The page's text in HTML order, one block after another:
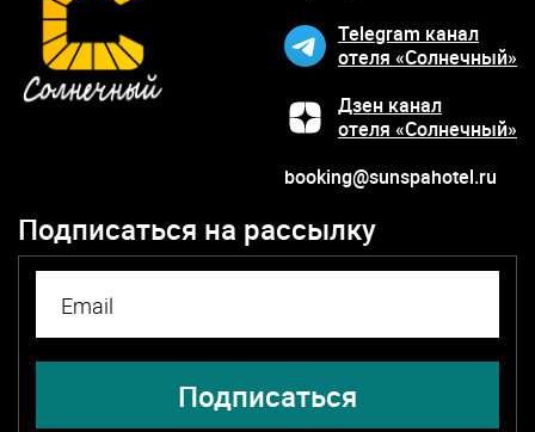
Telegram канал
отеля «Солнечный»
Дзен канал
отеля «Солнечный»
booking@sunspahotel.ru
Подписаться на рассылку
Подписаться